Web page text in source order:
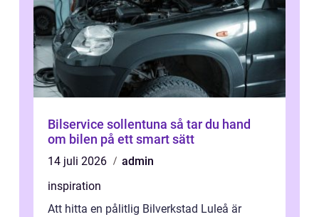
Bilservice sollentuna så tar du hand
om bilen på ett smart sätt
14 juli 2026
admin
inspiration
Att hitta en pålitlig Bilverkstad Luleå är